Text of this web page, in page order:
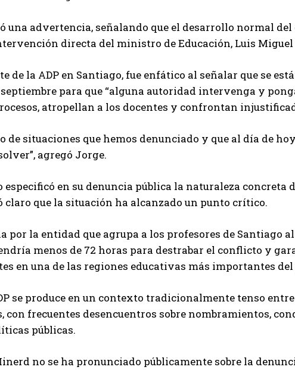
una advertencia, señalando que el desarrollo normal
directa del ministro de Educación, Luis Miguel
de la ADP en Santiago, fue enfático al señalar que se
para que “alguna autoridad intervenga y
atropellan a los docentes y confrontan
de situaciones que hemos denunciado y que al día de
agregó Jorge.
en su denuncia pública la naturaleza concreta
claro que la situación ha alcanzado un punto crítico.
por la entidad que agrupa a los profesores de Santiago
menos de 72 horas para destrabar el conflicto y
en una de las regiones educativas más importantes del
se produce en un contexto tradicionalmente tenso
con frecuentes desencuentros sobre nombramientos,
públicas.
no se ha pronunciado públicamente sobre la